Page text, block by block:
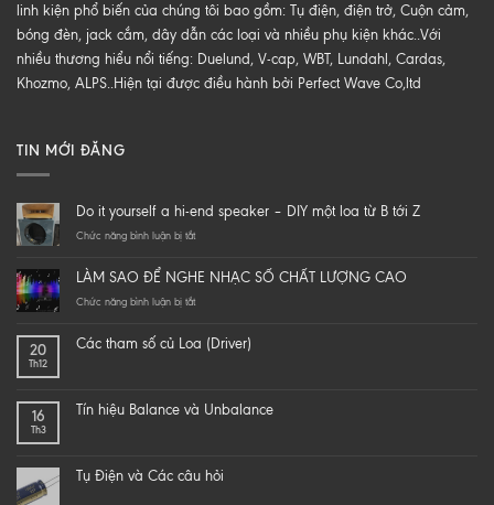
linh kiện phổ biến của chúng tôi bao gồm: Tụ điện, điện trở, Cuộn cảm,
bóng đèn, jack cắm, dây dẫn các loại và nhiều phụ kiện khác..Với
nhiều thương hiểu nổi tiếng: Duelund, V-cap, WBT, Lundahl, Cardas,
Khozmo, ALPS..Hiện tại được điều hành bởi Perfect Wave Co,ltd
TIN MỚI ĐĂNG
Do it yourself a hi-end speaker – DIY một loa từ B tới Z
Chức năng bình luận bị tắtở
yourself
a
speaker
loa
Z
LÀM SAO ĐỂ NGHE NHẠC SỐ CHẤT LƯỢNG CAO
Chức năng bình luận bị tắtở
ĐỂ
CHẤT
20
Th12
Các tham số củ Loa (Driver)
16
Th3
Tín hiệu Balance và Unbalance
Tụ Điện và Các câu hỏi